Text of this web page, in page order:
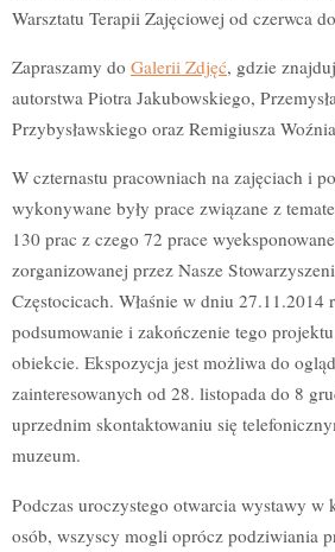
Warsztatu Terapii Zajęciowej od czerwca
Zapraszamy do Galerii Zdjęć, gdzie
autorstwa Piotra Jakubowskiego,
Przybysławskiego oraz Remigiusza
W czternastu pracowniach na zajęciach i
wykonywane były prace związane z
130 prac z czego 72 prace
zorganizowanej przez Nasze
Częstocicach. Właśnie w dniu 27.11.2014
podsumowanie i zakończenie tego
obiekcie. Ekspozycja jest możliwa do
zainteresowanych od 28. listopada do 8
uprzednim skontaktowaniu się
muzeum.
Podczas uroczystego otwarcia wystawy w
osób, wszyscy mogli oprócz podziwiania